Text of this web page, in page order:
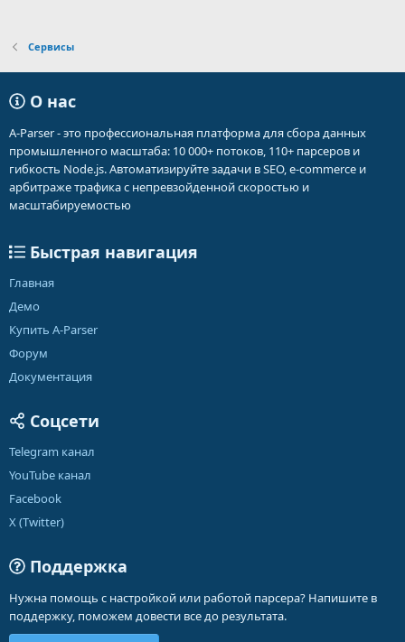
Сервисы
О нас
A-Parser - это профессиональная платформа для сбора данных
промышленного масштаба: 10 000+ потоков, 110+ парсеров и
гибкость Node.js. Автоматизируйте задачи в SEO, e-commerce и
арбитраже трафика с непревзойденной скоростью и
масштабируемостью
Быстрая навигация
Главная
Демо
Купить A-Parser
Форум
Документация
Соцсети
Telegram канал
YouTube канал
Facebook
X (Twitter)
Поддержка
Нужна помощь с настройкой или работой парсера? Напишите в
поддержку, поможем довести все до результата.